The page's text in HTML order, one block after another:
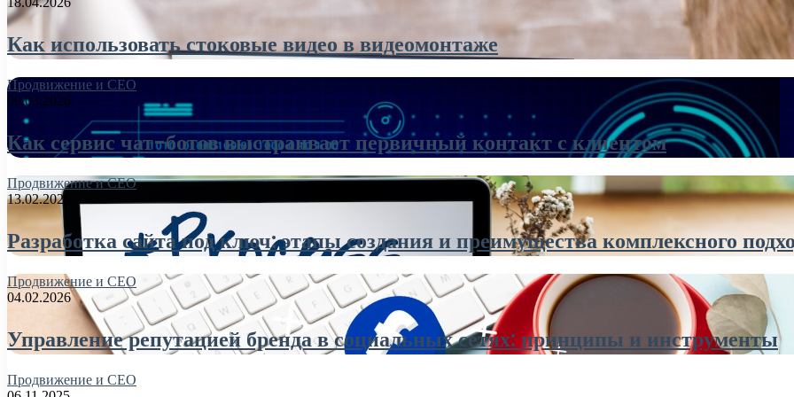
Как использовать стоковые видео в видеомонтаже
Продвижение и СЕО
09.03.2026
Как сервис чат-ботов выстраивает первичный контакт с клиентом
Продвижение и СЕО
13.02.2026
Разработка сайта под ключ: этапы создания и преимущества комплексного
Продвижение и СЕО
04.02.2026
Управление репутацией бренда в социальных сетях: принципы и инструменты
Продвижение и СЕО